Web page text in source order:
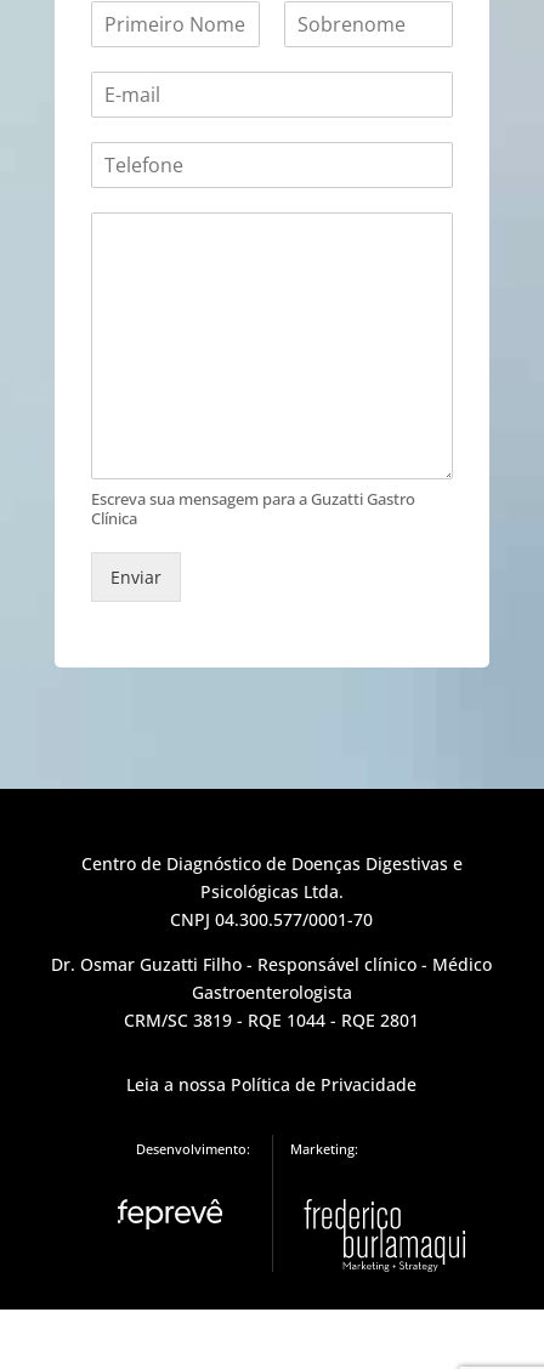
Escreva sua mensagem para a Guzatti Gastro
Clínica
Enviar
Centro de Diagnóstico de Doenças Digestivas e
Psicológicas Ltda.
CNPJ 04.300.577/0001-70
Dr. Osmar Guzatti Filho - Responsável clínico - Médico
Gastroenterologista
CRM/SC 3819 - RQE 1044 - RQE 2801
Leia a nossa Política de Privacidade
Desenvolvimento: Marketing: